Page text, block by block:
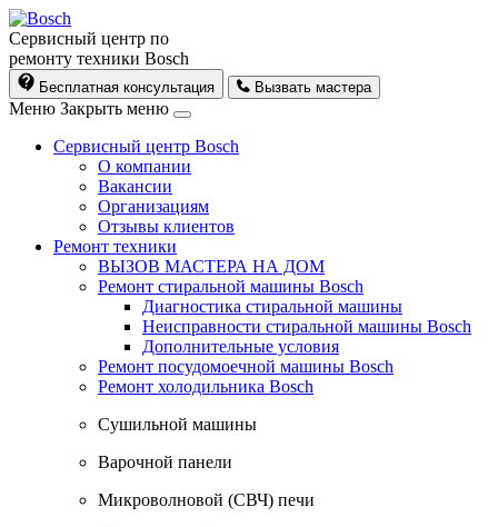
Сервисный центр по
ремонту техники Bosch
Бесплатная консультация Вызвать мастера
Меню Закрыть меню
Сервисный центр Bosch
О компании
Вакансии
Организациям
Отзывы клиентов
Ремонт техники
ВЫЗОВ МАСТЕРА НА ДОМ
Ремонт стиральной машины Bosch
Диагностика стиральной машины
Неисправности стиральной машины Bosch
Дополнительные условия
Ремонт посудомоечной машины Bosch
Ремонт холодильника Bosch
Cушильной машины
Варочной панели
Микроволновой (СВЧ) печи